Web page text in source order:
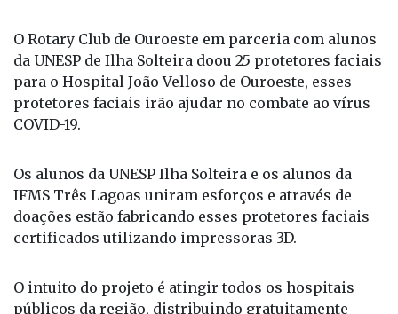
O Rotary Club de Ouroeste em parceria com alunos
da UNESP de Ilha Solteira doou 25 protetores faciais
para o Hospital João Velloso de Ouroeste, esses
protetores faciais irão ajudar no combate ao vírus
COVID-19.
Os alunos da UNESP Ilha Solteira e os alunos da
IFMS Três Lagoas uniram esforços e através de
doações estão fabricando esses protetores faciais
certificados utilizando impressoras 3D.
O intuito do projeto é atingir todos os hospitais
públicos da região, distribuindo gratuitamente